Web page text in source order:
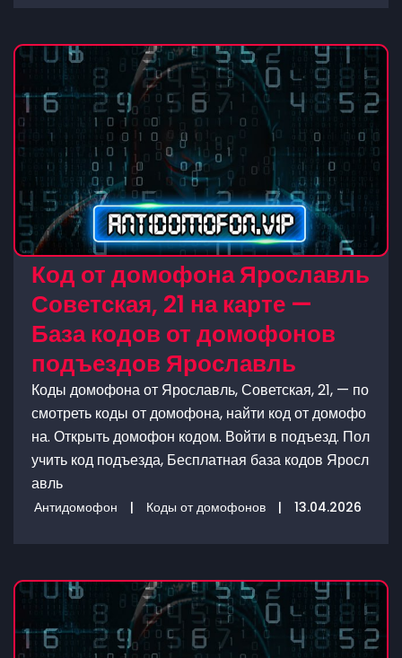
Код от домофона Ярославль
Советская, 21 на карте —
База кодов от домофонов
подъездов Ярославль
Коды домофона от Ярославль, Советская, 21, — по
смотреть коды от домофона, найти код от домофо
на. Открыть домофон кодом. Войти в подъезд. Пол
учить код подъезда, Бесплатная база кодов Яросл
авль
Антидомофон | Коды от домофонов | 13.04.2026